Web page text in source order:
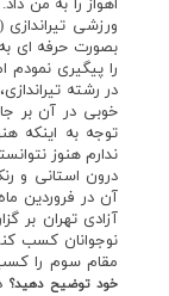
ورزشي
بصورت حرفه اي
را پيگيري نمودم
در رشته
خوبي در آن بر
توجه به اينكه
ندارم هنوز
درون استاني و
آن در فروردين
آزادي تهران بر
نوجوانان كسب
مقام سوم را
خود توضيح دهيد؟